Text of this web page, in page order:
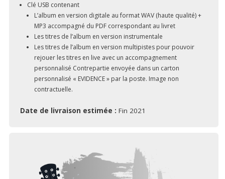
Clé USB contenant
L’album en version digitale au format WAV (haute qualité) +
MP3 accompagné du PDF correspondant au livret
Les titres de l’album en version instrumentale
Les titres de l’album en version multipistes pour pouvoir
rejouer les titres en live avec un accompagnement
personnalisé Contrepartie envoyée dans un carton
personnalisé « EVIDENCE » par la poste. Image non
contractuelle.
Date de livraison estimée : Fin 2021